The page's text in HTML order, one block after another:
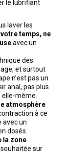
le lubrifiant
laver les
temps, ne
avec un
des
et surtout
n’est pas un
anal, pas plus
elle-même.
atmosphère
à ce
avec un
dosés.
la zone
sur